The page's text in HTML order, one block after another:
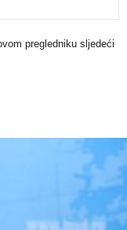
pregledniku sljedeći